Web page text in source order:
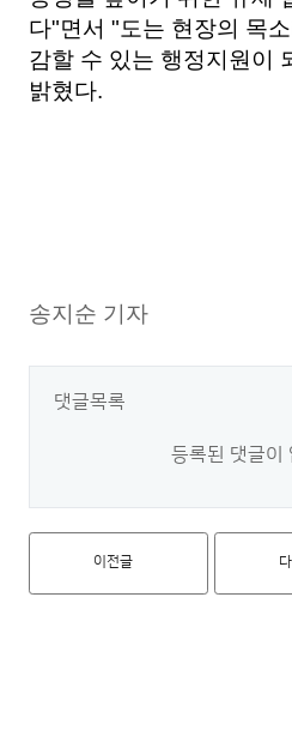
다"면서 "도는 현장의 목
감할 수 있는 행정지원이
밝혔다.
송지순 기자
댓글목록
등록된 댓글이
이전글